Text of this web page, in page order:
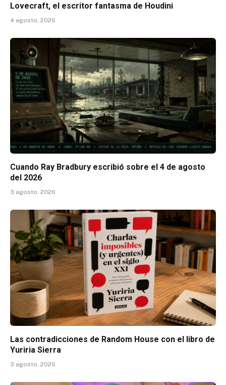
Lovecraft, el escritor fantasma de Houdini
4 agosto, 2026
Cuando Ray Bradbury escribió sobre el 4 de agosto
del 2026
3 agosto, 2026
Las contradicciones de Random House con el libro de
Yuriria Sierra
3 agosto, 2026